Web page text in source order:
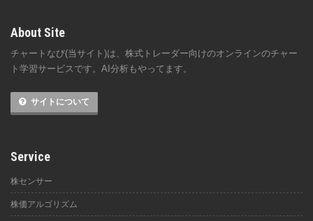
About Site
チャートなび(当サイト)は、株式トレーダー向けのオンラインのチャー
ト学習サービスです。AI分析もやってます。
サイトについて
Service
株センサー
株価アルゴリズム